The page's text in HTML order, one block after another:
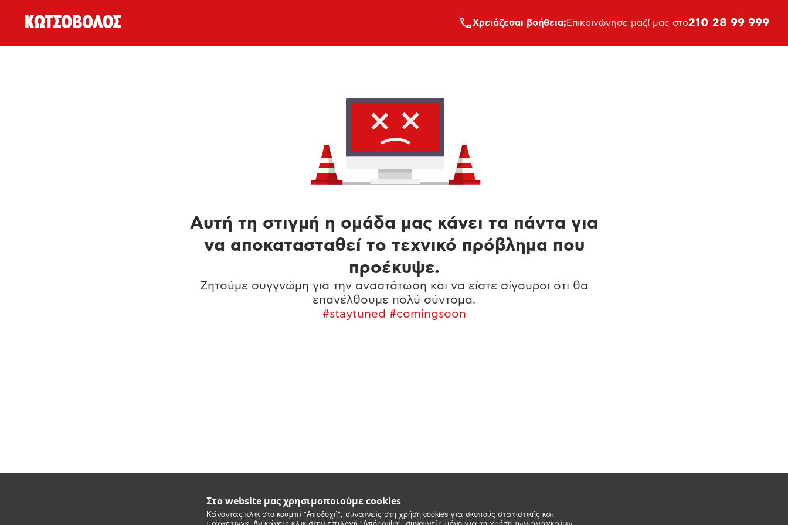
Στο website μας χρησιμοποιούμε cookies
Κάνοντας κλικ στο κουμπί "Αποδοχή", συναινείς στη χρήση cookies για σκοπούς στατιστικής και
Xρειάζεσαι βοήθεια; Επικοινώνησε μαζί μας στο210 28 99 999
Αυτή τη στιγμή η ομάδα μας κάνει τα πάντα για
να αποκατασταθεί το τεχνικό πρόβλημα που
προέκυψε.
Ζητούμε συγγνώμη για την αναστάτωση και να είστε σίγουροι ότι θα
επανέλθουμε πολύ σύντομα.
#staytuned #comingsoon